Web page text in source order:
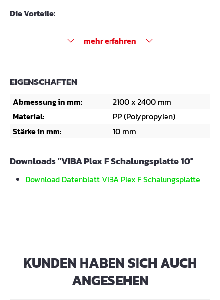
Die Vorteile:
mehr erfahren
EIGENSCHAFTEN
Abmessung in mm:
2100 x 2400 mm
Material:
PP (Polypropylen)
Stärke in mm:
10 mm
Downloads "VIBA Plex F Schalungsplatte 10"
Download Datenblatt VIBA Plex F Schalungsplatte
Produktgalerie überspringen
KUNDEN HABEN SICH AUCH
ANGESEHEN